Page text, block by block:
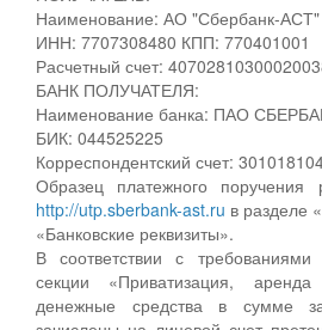
Наименование: АО "Сбербанк-АСТ"
ИНН: 7707308480 КПП: 770401001
Расчетный счет:
БАНК ПОЛУЧАТЕЛЯ:
Наименование банка: ПАО
БИК: 044525225
Корреспондентский счет:
Образец платежного
http://utp.sberbank-ast.ru в разделе
«Банковские реквизиты».
В соответствии с требованиями
секции «Приватизация,
денежные средства в сумме